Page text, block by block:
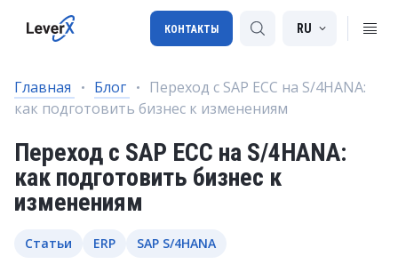
Внедрение SAP
Лицензии SAP
SAP BTP
SAP SuccessFactors
RU
КОНТАКТЫ
Главная Блог
Переход с SAP ECC на S/4HANA:
как подготовить бизнес к изменениям
Переход с SAP ECC на S/4HANA:
как подготовить бизнес к
изменениям
Статьи ERP SAP S/4HANA